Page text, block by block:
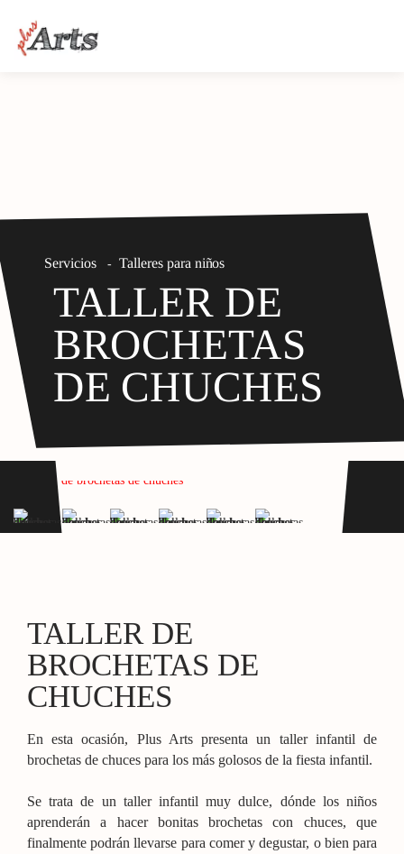
Servicios - Talleres para niños
TALLER DE
BROCHETAS
DE CHUCHES
TALLER DE
BROCHETAS DE
CHUCHES
En esta ocasión, Plus Arts presenta un taller infantil de
brochetas de chuces para los más golosos de la fiesta infantil.
Se trata de un taller infantil muy dulce, dónde los niños
aprenderán a hacer bonitas brochetas con chuces, que
finalmente podrán llevarse para comer y degustar, o bien para